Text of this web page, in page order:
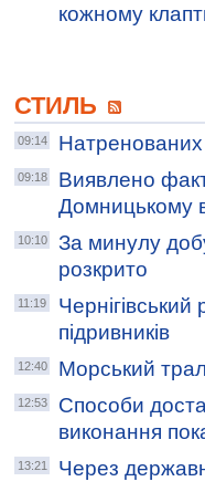
кожному
СТИЛЬ
09:14 Натренованих
09:18
Виявлено
Домницькому
10:10
За минулу
розкрито
11:19
підривників
12:40 Морський
12:53
Способи
виконання
13:21
Через